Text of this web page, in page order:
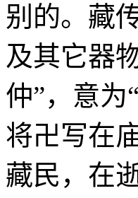
别的。藏
及其它器
仲”，意为
将卍写在
藏民，在